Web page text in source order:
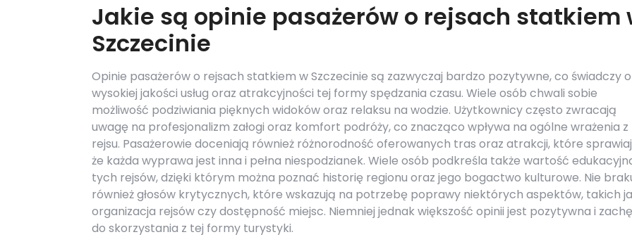
Jakie są opinie pasażerów o rejsach statkiem
Szczecinie
Opinie pasażerów o rejsach statkiem w Szczecinie są zazwyczaj bardzo pozytywne, co świadczy o
wysokiej jakości usług oraz atrakcyjności tej formy spędzania czasu. Wiele osób chwali sobie
możliwość podziwiania pięknych widoków oraz relaksu na wodzie. Użytkownicy często zwracają
uwagę na profesjonalizm załogi oraz komfort podróży, co znacząco wpływa na ogólne wrażenia z
rejsu. Pasażerowie doceniają również różnorodność oferowanych tras oraz atrakcji, które
że każda wyprawa jest inna i pełna niespodzianek. Wiele osób podkreśla także wartość
tych rejsów, dzięki którym można poznać historię regionu oraz jego bogactwo kulturowe. Nie
również głosów krytycznych, które wskazują na potrzebę poprawy niektórych aspektów, takich
organizacja rejsów czy dostępność miejsc. Niemniej jednak większość opinii jest pozytywna i
do skorzystania z tej formy turystyki.